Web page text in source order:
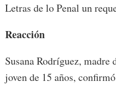
Letras de lo Penal un
Reacción
Susana Rodríguez, madre
joven de 15 años,